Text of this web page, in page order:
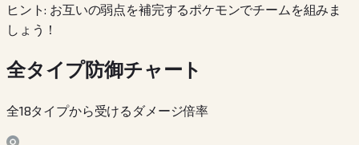
ヒント: お互いの弱点を補完するポケモンでチームを組みま
しょう！
全タイプ防御チャート
全18タイプから受けるダメージ倍率